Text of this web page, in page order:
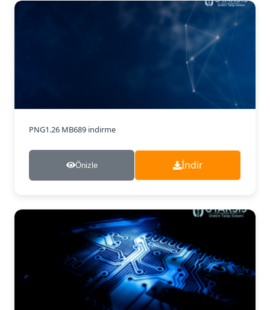
PNG1.26 MB689 indirme
Önizle İndir